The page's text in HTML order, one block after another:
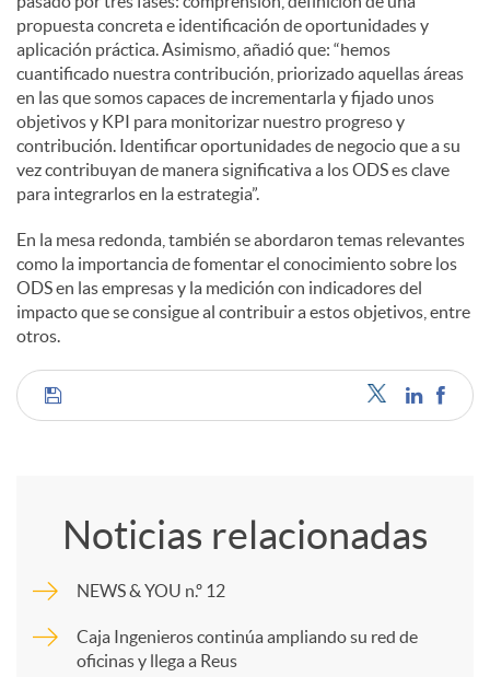
propuesta concreta e identificación de oportunidades y
aplicación práctica. Asimismo, añadió que: “hemos
cuantificado nuestra contribución, priorizado aquellas áreas
en las que somos capaces de incrementarla y fijado unos
objetivos y KPI para monitorizar nuestro progreso y
contribución. Identificar oportunidades de negocio que a su
vez contribuyan de manera significativa a los ODS es clave
para integrarlos en la estrategia”.
En la mesa redonda, también se abordaron temas relevantes
como la importancia de fomentar el conocimiento sobre los
ODS en las empresas y la medición con indicadores del
impacto que se consigue al contribuir a estos objetivos, entre
otros.
C
p
Noticias relacionadas
NEWS & YOU n.º 12
Caja Ingenieros continúa ampliando su red de
oficinas y llega a Reus